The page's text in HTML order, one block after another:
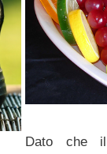
Dato che